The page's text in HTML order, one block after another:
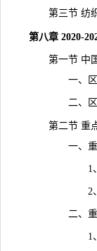
第三节 纺织
第八章 2020-
第一节 中国
一、区域
二、区域
第二节 重点
一、重点地
1、市场
2、市场
二、重点地
1、市场